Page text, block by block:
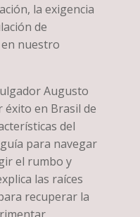
la exigencia
de
nuestro
Augusto
éxito en Brasil de
del
para navegar
el rumbo y
las raíces
recuperar la